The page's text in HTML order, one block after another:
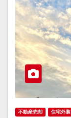
不動産売却 住宅外装